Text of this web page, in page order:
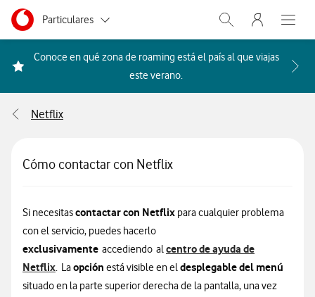
Ir a la pagina principal de vodafone.es
Menu navegación Segmento
Particulares
Autónomos
Grandes empresas
Abrir buscador.
Menu
Abre
Conoce en qué zona de roaming está el país al que viajas
este verano. Acceder a la FAQ Qué
Netflix
Cómo contactar con Netflix
Si necesitascontactar con Netflix para cualquier problema
con el servicio, puedes hacerlo
exclusivamente accediendo alcentro de ayuda de
Netflix. Laopción está visible en eldesplegable del menú
situado en la parte superior derecha de la pantalla, una vez